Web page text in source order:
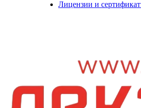
Лицензии и